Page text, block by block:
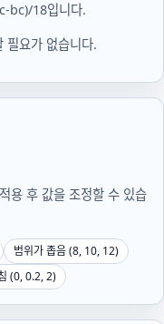
bc)/18입니다.
필요가 없습니다.
용 후 값을 조정할 수 있습
범위가 좁음 (8, 10, 12)
(0, 0.2, 2)